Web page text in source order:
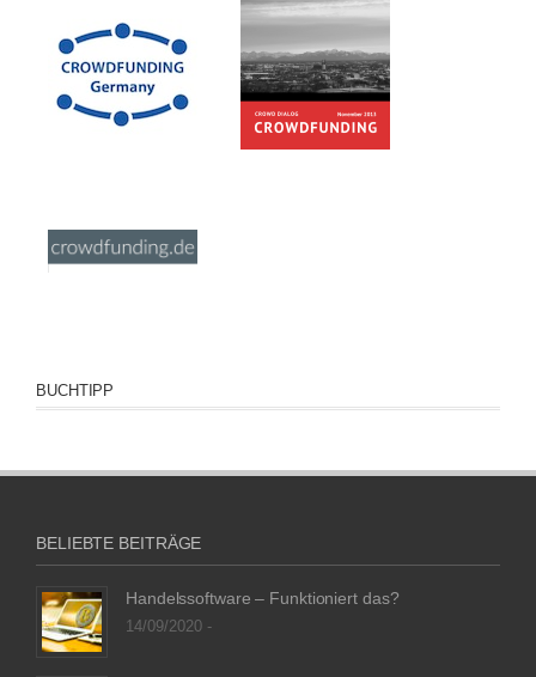
BUCHTIPP
BELIEBTE BEITRÄGE
Handelssoftware – Funktioniert das?
14/09/2020 -